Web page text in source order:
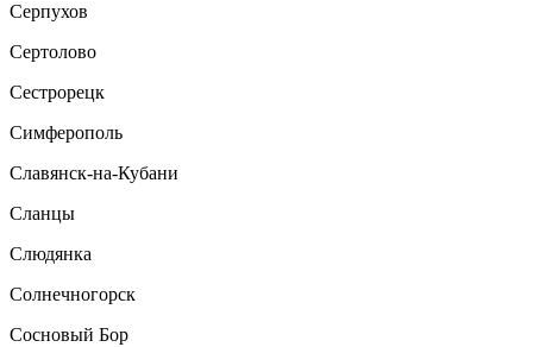
Серпухов
Сертолово
Сестрорецк
Симферополь
Славянск-на-Кубани
Сланцы
Слюдянка
Солнечногорск
Сосновый Бор